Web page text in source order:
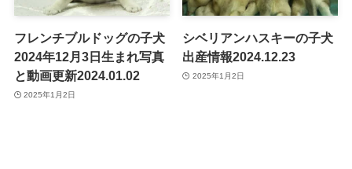
フレンチブルドッグの子犬
2024年12月3日生まれ写真
と動画更新2024.01.02
2025年1月2日
シベリアンハスキーの子犬
出産情報2024.12.23
2025年1月2日